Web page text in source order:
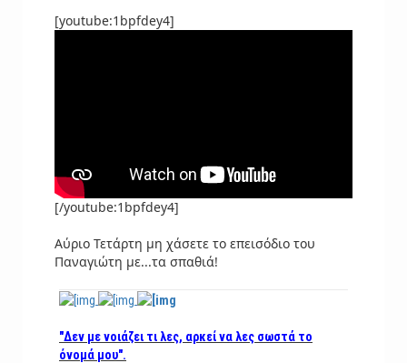
[youtube:1bpfdey4]
[/youtube:1bpfdey4]
Αύριο Τετάρτη μη χάσετε το επεισόδιο του
Παναγιώτη με...τα σπαθιά!
"Δεν με νοιάζει τι λες, αρκεί να λες σωστά το
όνομά μου".